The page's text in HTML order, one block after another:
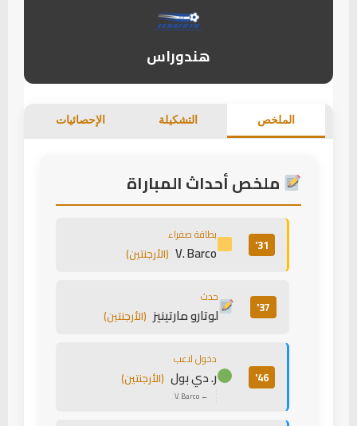
هندوراس
الملخص التشكيلة الإحصائيات
ملخص أحداث المباراة
31'
بطاقة صفراء
V. Barco (الأرجنتين)
37'
حدث
لوتارو مارتينيز (الأرجنتين)
46'
دخول لاعب
ر. دي بول (الأرجنتين)
← V. Barco